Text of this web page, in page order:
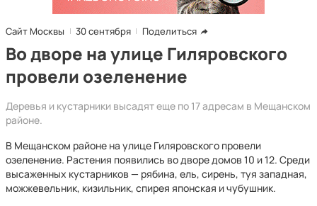
Сайт Москвы 30 сентября Поделиться
Во дворе на улице Гиляровского
провели озеленение
Деревья и кустарники высадят еще по 17 адресам в Мещанском
районе.
В Мещанском районе на улице Гиляровского провели
озеленение. Растения появились во дворе домов 10 и 12. Среди
высаженных кустарников — рябина, ель, сирень, туя западная,
можжевельник, кизильник, спирея японская и чубушник.